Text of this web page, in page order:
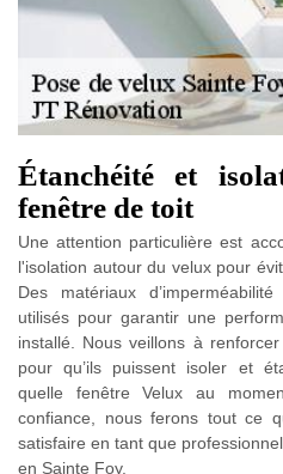
Étanchéité et
fenêtre de toit
Une attention particulière est
l'isolation autour du velux pour
Des matériaux
utilisés pour garantir une
installé. Nous veillons à
pour qu’ils puissent isoler et
quelle fenêtre Velux au
confiance, nous ferons tout ce
satisfaire en tant que
en Sainte Foy.